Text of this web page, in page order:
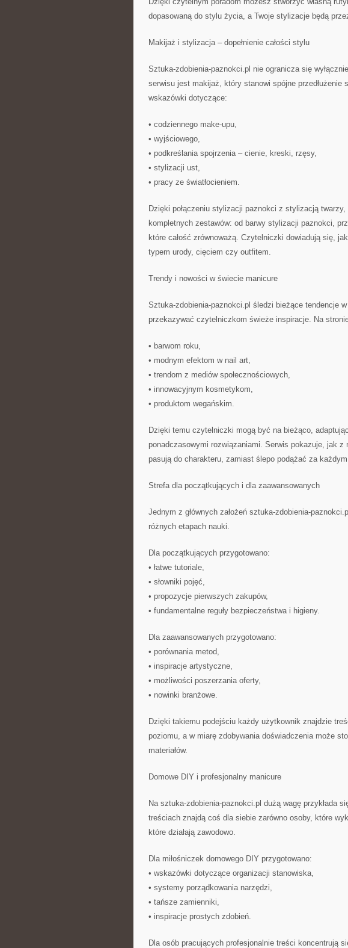
dopasowaną do stylu życia, a Twoje stylizacje będą
Makijaż i stylizacja – dopełnienie całości stylu
Sztuka-zdobienia-paznokci.pl nie ogranicza się
serwisu jest makijaż, który stanowi spójne przedłużenie
wskazówki dotyczące:
• codziennego make-upu,
• wyjściowego,
• podkreślania spojrzenia – cienie, kreski, rzęsy,
• stylizacji ust,
• pracy ze światłocieniem.
Dzięki połączeniu stylizacji paznokci z stylizacją
kompletnych zestawów: od barwy stylizacji paznokci,
które całość zrównoważą. Czytelniczki dowiadują się,
typem urody, cięciem czy outfitem.
Trendy i nowości w świecie manicure
Sztuka-zdobienia-paznokci.pl śledzi bieżące tendencje
przekazywać czytelniczkom świeże inspiracje. Na
• barwom roku,
• modnym efektom w nail art,
• trendom z mediów społecznościowych,
• innowacyjnym kosmetykom,
• produktom wegańskim.
Dzięki temu czytelniczki mogą być na bieżąco,
ponadczasowymi rozwiązaniami. Serwis pokazuje, jak
pasują do charakteru, zamiast ślepo podążać za
Strefa dla początkujących i dla zaawansowanych
Jednym z głównych założeń sztuka-zdobienia-
różnych etapach nauki.
Dla początkujących przygotowano:
• łatwe tutoriale,
• słowniki pojęć,
• propozycje pierwszych zakupów,
• fundamentalne reguły bezpieczeństwa i higieny.
Dla zaawansowanych przygotowano:
• porównania metod,
• inspiracje artystyczne,
• możliwości poszerzania oferty,
• nowinki branżowe.
Dzięki takiemu podejściu każdy użytkownik znajdzie
poziomu, a w miarę zdobywania doświadczenia może
materiałów.
Domowe DIY i profesjonalny manicure
Na sztuka-zdobienia-paznokci.pl dużą wagę przykłada
treściach znajdą coś dla siebie zarówno osoby, które
które działają zawodowo.
Dla miłośniczek domowego DIY przygotowano:
• wskazówki dotyczące organizacji stanowiska,
• systemy porządkowania narzędzi,
• tańsze zamienniki,
• inspiracje prostych zdobień.
Dla osób pracujących profesjonalnie treści koncentrują